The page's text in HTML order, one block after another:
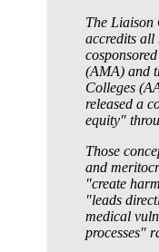
The Liaison
accredits all
(AMA) and
Colleges
released a
equity"
Those
and
"create
"leads
medical
processes"